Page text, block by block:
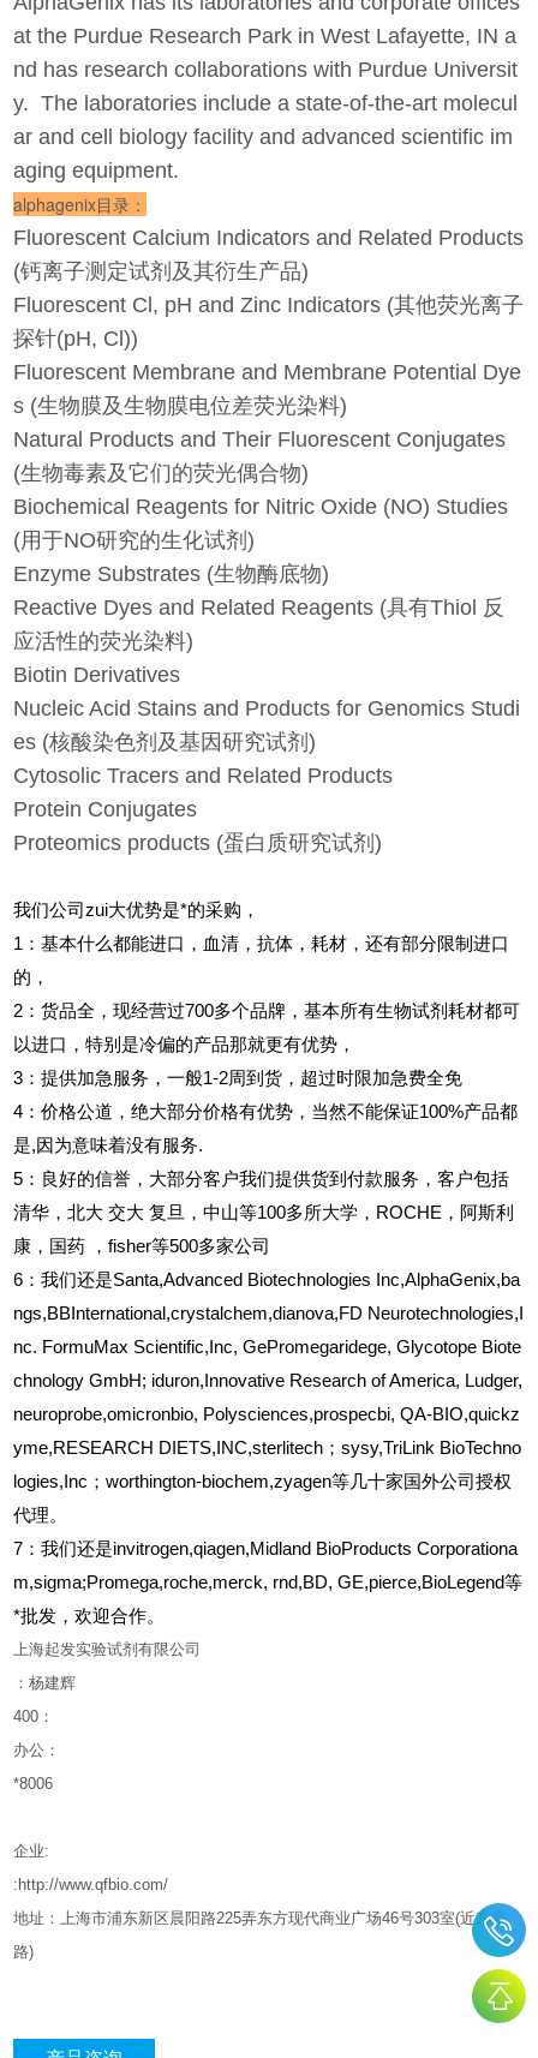
at the Purdue Research Park in West Lafayette, IN a
nd has research collaborations with Purdue Universit
y. The laboratories include a state-of-the-art molecul
ar and cell biology facility and advanced scientific im
aging equipment.
alphagenix目录：
Fluorescent Calcium Indicators and Related Products
(钙离子测定试剂及其衍生产品)
Fluorescent Cl, pH and Zinc Indicators (其他荧光离子
探针(pH, Cl))
Fluorescent Membrane and Membrane Potential Dye
s (生物膜及生物膜电位差荧光染料)
Natural Products and Their Fluorescent Conjugates
(生物毒素及它们的荧光偶合物)
Biochemical Reagents for Nitric Oxide (NO) Studies
(用于NO研究的生化试剂)
Enzyme Substrates (生物酶底物)
Reactive Dyes and Related Reagents (具有Thiol 反
应活性的荧光染料)
Biotin Derivatives
Nucleic Acid Stains and Products for Genomics Studi
es (核酸染色剂及基因研究试剂)
Cytosolic Tracers and Related Products
Protein Conjugates
Proteomics products (蛋白质研究试剂)
我们公司zui大优势是*的采购，
1 ：基本什么都能进口，血清，抗体，耗材，还有部分限制进口
的，
2 ：货品全，现经营过700多个品牌，基本所有生物试剂耗材都可
以进口，特别是冷偏的产品那就更有优势，
3 ：提供加急服务，一般1-2周到货，超过时限加急费全免
4 ：价格公道，绝大部分价格有优势，当然不能保证100%产品都
是,因为意味着没有服务.
5 ：良好的信誉，大部分客户我们提供货到付款服务，客户包括
清华，北大 交大 复旦，中山等100多所大学，ROCHE，阿斯利
康，国药
，fisher等500多家公司
6 ：我们还是Santa,Advanced Biotechnologies Inc,AlphaGenix,ba
ngs,BBInternational,crystalchem,dianova,FD Neurotechnologies,I
nc. FormuMax Scientific,Inc, GePromegaridege, Glycotope Biote
chnology GmbH; iduron,Innovative Research of America, Ludger,
neuroprobe,omicronbio, Polysciences,prospecbi, QA-BIO,quickz
yme,RESEARCH DIETS,INC,sterlitech；sysy,TriLink BioTechno
logies,Inc；worthington-biochem,zyagen等几十家国外公司授权
代理。
7：我们还是invitrogen,qiagen,Midland BioProducts Corporationa
m,sigma;Promega,roche,merck, rnd,BD, GE,pierce,BioLegend等
*批发，欢迎合作。
上海起发实验试剂有限公司
：杨建辉
400 ：
办公：
*8006
企业:
:http://www.qfbio.com/
地址：上海市浦东新区晨阳路225弄东方现代商业广场46号303室(近东亭
路)